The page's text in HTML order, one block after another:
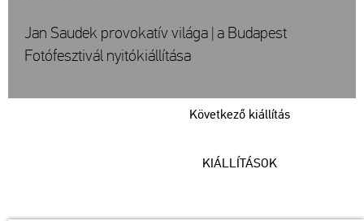
Következő kiállítás
Jan Saudek provokatív világa | a Budapest
Fotófesztivál nyitókiállítása
KIÁLLÍTÁSOK